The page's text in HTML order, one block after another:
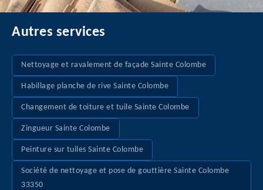
Autres services
Nettoyage et ravalement de façade Sainte Colombe
Habillage planche de rive Sainte Colombe
Changement de toiture et tuile Sainte Colombe
Zingueur Sainte Colombe
Peinture sur tuiles Sainte Colombe
Société de nettoyage et pose de gouttière Sainte Colombe
33350